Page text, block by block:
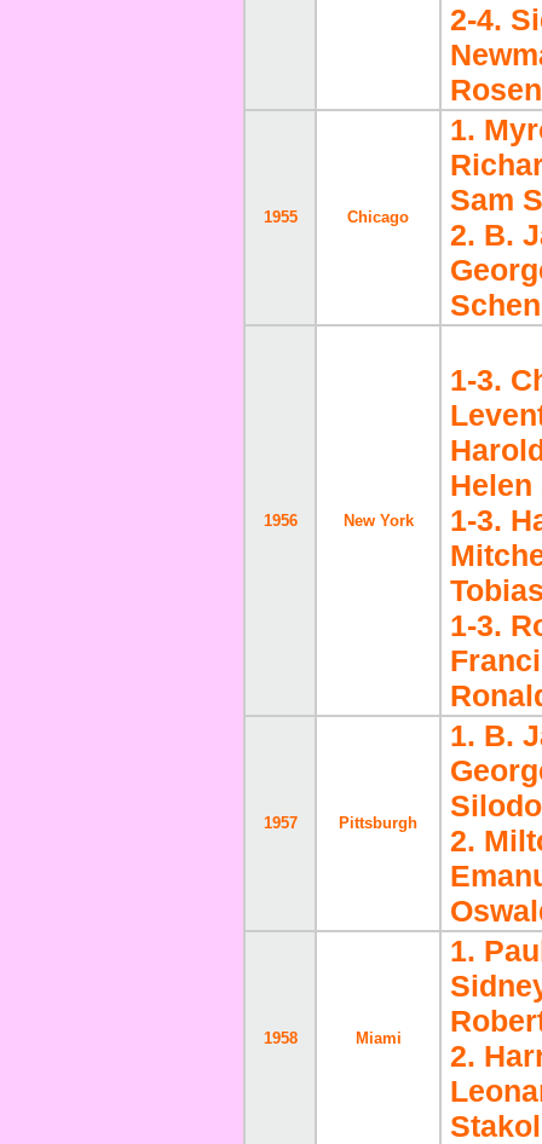
2-4.
1955 Chicago
1.
Sam
2. B.
1956 New York
1-3.
Helen
1-3.
1-3.
1957 Pittsburgh
1. B.
2.
1958 Miami
1.
2.